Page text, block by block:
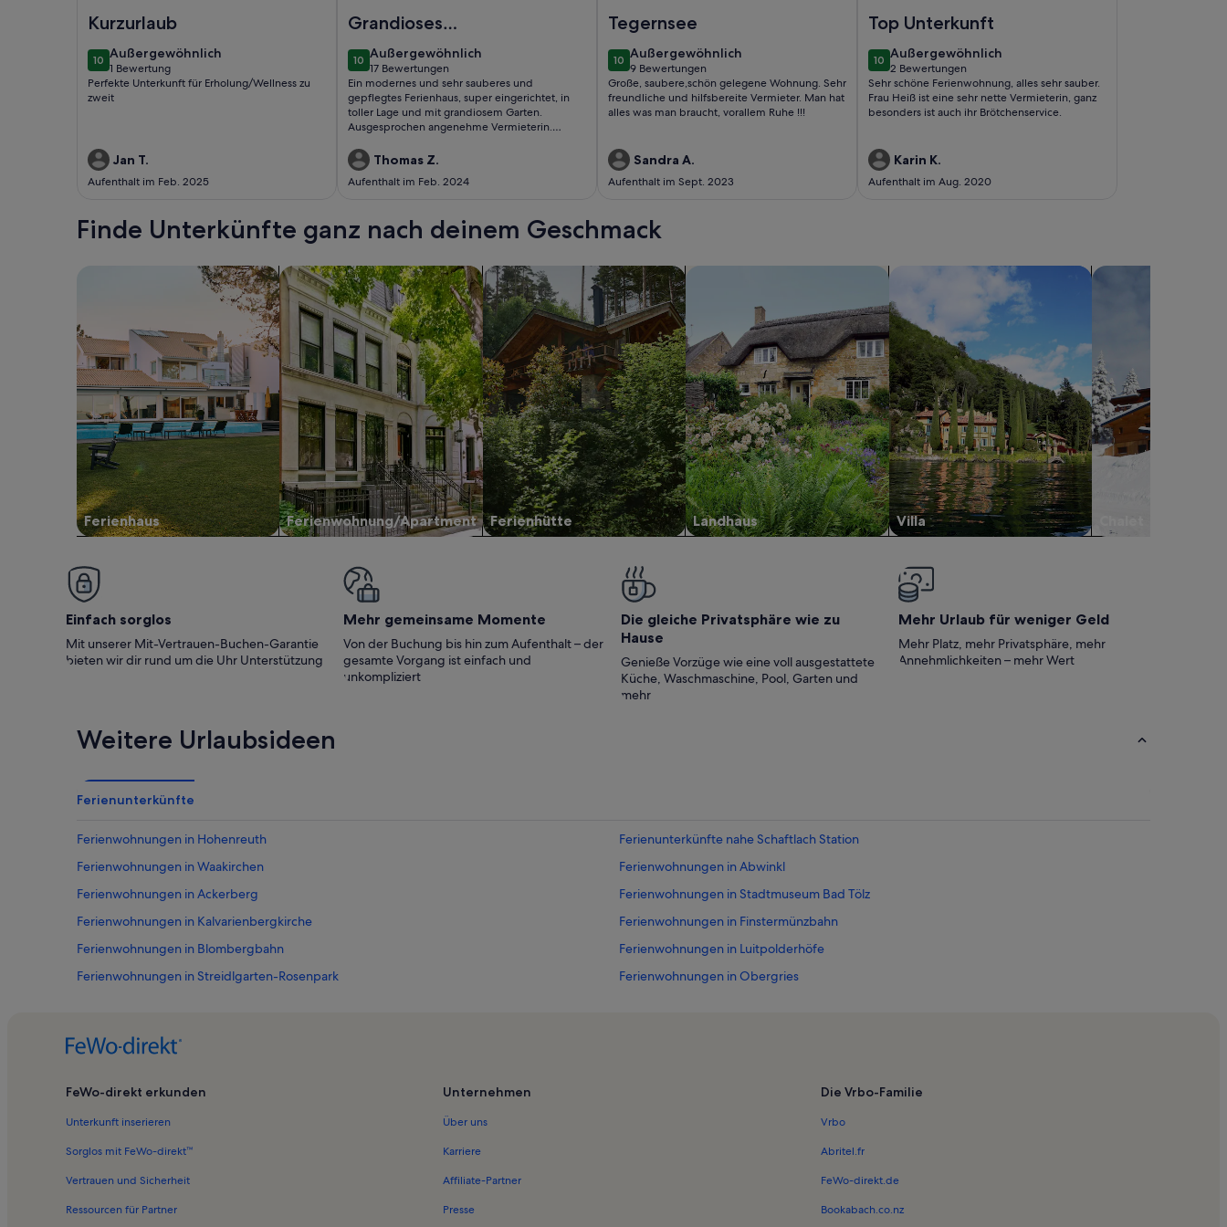
Kurzurlaub
1010 von 10
Außergewöhnlich
außergewöhnlich
1 Bewertung
(1
bewertung)
Perfekte Unterkunft für Erholung/Wellness zu
zweit
Jan T.
Aufenthalt im Feb. 2025
Grandioses
Ferienhaus
1010 von 10
Außergewöhnlich
außergewöhnlich
17 Bewertungen
(17
bewertungen)
Ein modernes und sehr sauberes und
gepflegtes Ferienhaus, super eingerichtet, in
toller Lage und mit grandiosem Garten.
Ausgesprochen angenehme Vermieterin.
Thomas Z.
Aufenthalt im Feb. 2024
Tegernsee
1010 von 10
Außergewöhnlich
außergewöhnlich
9 Bewertungen
(9
bewertungen)
Große, saubere,schön gelegene Wohnung. Sehr
freundliche und hilfsbereite Vermieter. Man hat
alles was man braucht, vorallem Ruhe !!!
Sandra A.
Aufenthalt im Sept. 2023
Top Unterkunft
1010 von 10
Außergewöhnlich
außergewöhnlich
2 Bewertungen
(2
bewertungen)
Sehr schöne Ferienwohnung, alles sehr sauber.
Frau Heiß ist eine sehr nette Vermieterin, ganz
besonders ist auch ihr Brötchenservice.
Karin K.
Aufenthalt im Aug. 2020
Finde Unterkünfte ganz nach deinem Geschmack
Ferienhaus
Suche nach Ferienhäusern
Ferienwohnung/Apartment
Suche nach Ferienwohnungen oder Apartments
Ferienhütte
Suche nach Ferienhütten
Landhaus
Suche nach Landhäusern
Villa
Suche nach Villen Suche nach Chalets
Einfach sorglos
Mit unserer Mit-Vertrauen-Buchen-Garantie
bieten wir dir rund um die Uhr Unterstützung
Mehr gemeinsame Momente
Von der Buchung bis hin zum Aufenthalt – der
gesamte Vorgang ist einfach und
unkompliziert
Die gleiche Privatsphäre wie zu
Hause
Genieße Vorzüge wie eine voll ausgestattete
Küche, Waschmaschine, Pool, Garten und
mehr
Mehr Urlaub für weniger Geld
Mehr Platz, mehr Privatsphäre, mehr
Annehmlichkeiten – mehr Wert
Weitere Urlaubsideen
Ferienunterkünfte
Ferienwohnungen in Hohenreuth
Ferienunterkünfte nahe Schaftlach Station
Ferienwohnungen in Waakirchen
Ferienwohnungen in Abwinkl
Ferienwohnungen in Ackerberg
Ferienwohnungen in Stadtmuseum Bad Tölz
Ferienwohnungen in Kalvarienbergkirche
Ferienwohnungen in Finstermünzbahn
Ferienwohnungen in Blombergbahn
Ferienwohnungen in Luitpolderhöfe
Ferienwohnungen in Streidlgarten-Rosenpark
Ferienwohnungen in Obergries
Ferienwohnungen in Dürnbach
Ferienwohnungen in Lenggries
FeWo-direkt erkunden
Unterkunft inserieren
Sorglos mit FeWo-direkt™
Vertrauen und Sicherheit
Ressourcen für Partner
Unternehmen
Über uns
Karriere
Affiliate-Partner
Presse
Die Vrbo-Familie
Vrbo
Abritel.fr
FeWo-direkt.de
Bookabach.co.nz